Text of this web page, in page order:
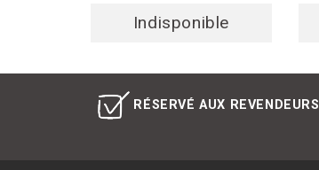
Indisponible
RÉSERVÉ AUX REVENDEURS